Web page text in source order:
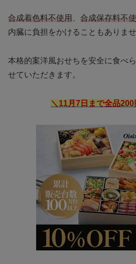
合成着色料不使用 合成保存料不
内臓に負担をかけることもありませ
本格的案洋風おせちを安全に食べ
せていただきます。
＼11月7日まで全品200